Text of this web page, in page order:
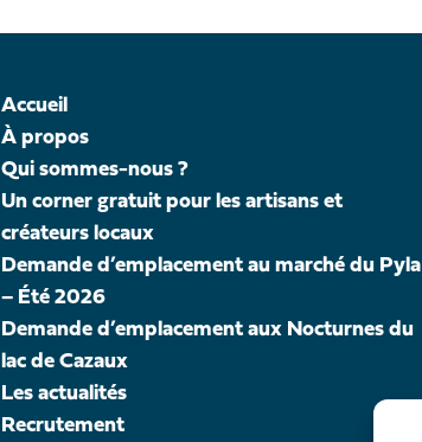
Accueil
À propos
Qui sommes-nous ?
Un corner gratuit pour les artisans et
créateurs locaux
Demande d’emplacement au marché du Pyla
– Été 2026
Demande d’emplacement aux Nocturnes du
lac de Cazaux
Les actualités
Recrutement